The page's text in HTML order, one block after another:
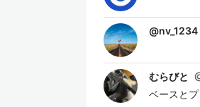
@nv_1234
むらびと
ベースと